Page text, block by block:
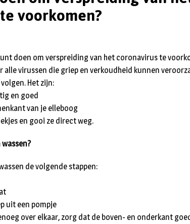
voorkomen?
doen om verspreiding van het coronavirus te
virussen die griep en verkoudheid kunnen
Het zijn:
en goed
van je elleboog
en gooi ze direct weg.
de volgende stappen:
uit een pompje
over elkaar, zorg dat de boven- en onderkant